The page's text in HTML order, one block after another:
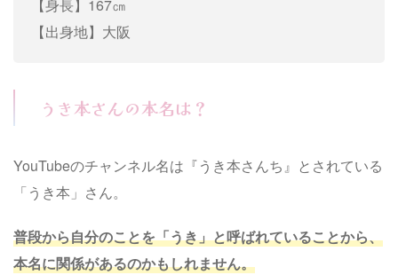
【身長】167㎝
【出身地】大阪
うき本さんの本名は？
YouTubeのチャンネル名は『うき本さんち』とされている
「うき本」さん。
普段から自分のことを「うき」と呼ばれていることから、
本名に関係があるのかもしれません。